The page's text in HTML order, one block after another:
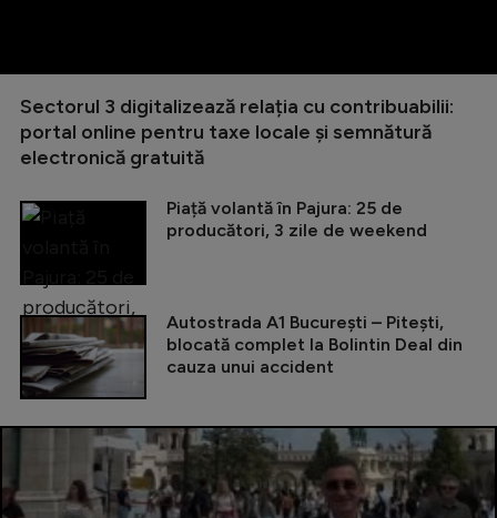
Sectorul 3 digitalizează relația cu contribuabilii:
portal online pentru taxe locale și semnătură
electronică gratuită
Piață volantă în Pajura: 25 de
producători, 3 zile de weekend
Autostrada A1 București – Pitești,
blocată complet la Bolintin Deal din
cauza unui accident